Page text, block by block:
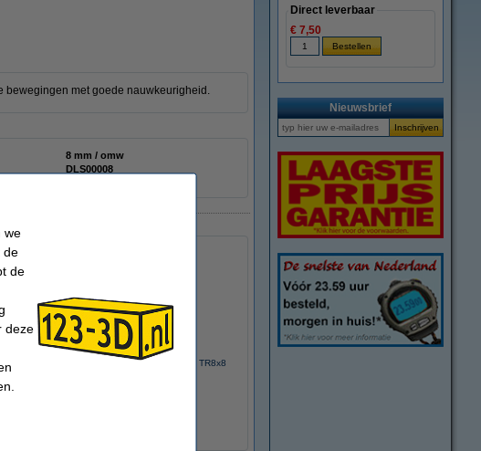
bewegingen met goede nauwkeurigheid.
8 mm / omw
DLS00008
Leadscrew moer, anti-backlash, TR8x8
Direct leverbaar
€ 7,50
Nieuwsbrief
we
de
de
deze